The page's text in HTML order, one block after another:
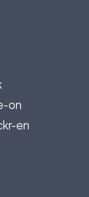
on
en